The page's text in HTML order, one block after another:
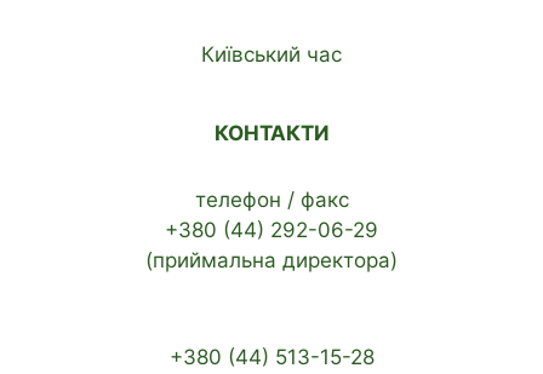
Київський час
КОНТАКТИ
телефон / факс
+380 (44) 292-06-29
(приймальна директора)
+380 (44) 513-15-28